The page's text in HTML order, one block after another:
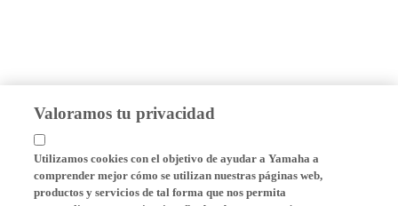
Valoramos tu privacidad
Utilizamos cookies con el objetivo de ayudar a Yamaha a
comprender mejor cómo se utilizan nuestras páginas web,
productos y servicios de tal forma que nos permita